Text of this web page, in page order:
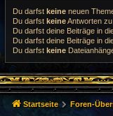
Du darfst keine neuen
Du darfst keineAntworten
Du darfst deine Beiträge in
Du darfst deine Beiträge in
Du darfst keine
Startseite Foren-